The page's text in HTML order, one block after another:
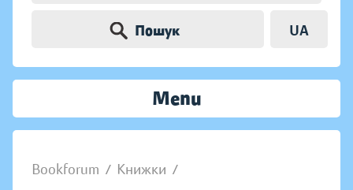
Пошук UA
Menu
Bookforum / Книжки /